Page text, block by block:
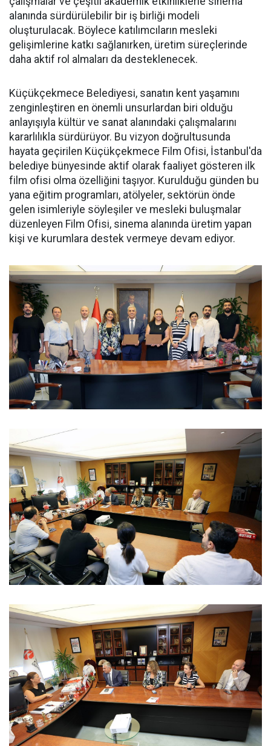
alanında sürdürülebilir bir iş birliği modeli
oluşturulacak. Böylece katılımcıların mesleki
gelişimlerine katkı sağlanırken, üretim süreçlerinde
daha aktif rol almaları da desteklenecek.
Küçükçekmece Belediyesi, sanatın kent yaşamını
zenginleştiren en önemli unsurlardan biri olduğu
anlayışıyla kültür ve sanat alanındaki çalışmalarını
kararlılıkla sürdürüyor. Bu vizyon doğrultusunda
hayata geçirilen Küçükçekmece Film Ofisi, İstanbul'da
belediye bünyesinde aktif olarak faaliyet gösteren ilk
film ofisi olma özelliğini taşıyor. Kurulduğu günden bu
yana eğitim programları, atölyeler, sektörün önde
gelen isimleriyle söyleşiler ve mesleki buluşmalar
düzenleyen Film Ofisi, sinema alanında üretim yapan
kişi ve kurumlara destek vermeye devam ediyor.